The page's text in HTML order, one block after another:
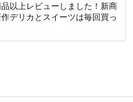
以上レビューしました！新商
デリカとスイーツは毎回買っ